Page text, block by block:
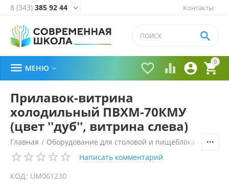
Контакты
8 (343) 385 92 44 
0


 

 МЕНЮ 
Прилавок-витрина
холодильный ПВХМ-70КМУ
(цвет ''дуб'', витрина слева)
Главная / Оборудование для столовой и пищеблока
Написать комментарий
КОД: UM061230